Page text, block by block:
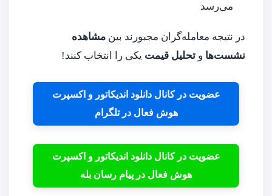
می‌رسد
در نتیجه معامله‌گران مجبورند بینمشاهده
نشست‌ها وتحلیل قیمت یکی را انتخاب کنند!
عضویت در کانال دانلود اندیکاتور و اکسپرت
هوش فعال در تلگرام
عضویت در کانال دانلود اندیکاتور و اکسپرت
هوش فعال در پیام رسان بله